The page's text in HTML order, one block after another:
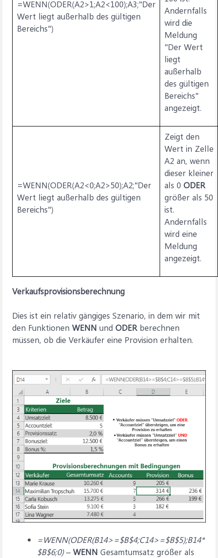
=WENN(ODER(A2>1;A2<100);A3;"Der
Wert liegt außerhalb des gültigen
Bereichs")
Andernfalls
wird die
Meldung
"Der Wert
liegt
außerhalb
des gültigen
Bereichs"
angezeigt.
=WENN(ODER(A2<0;A2>50);A2;"Der
Wert liegt außerhalb des gültigen
Bereichs")
Zeigt den
Wert in Zelle
A2 an, wenn
dieser kleiner
als 0 ODER
größer als 50
ist.
Andernfalls
wird eine
Meldung
angezeigt.
Verkaufsprovisionsberechnung
Dies ist ein relativ gängiges Szenario, in dem wir mit
den Funktionen WENN und ODER berechnen
müssen, ob die Verkäufer eine Provision erhalten.
=WENN(ODER(B14>=$B$4;C14>=$B$5);B14*
$B$6;0)– WENN Gesamtumsatz größer als